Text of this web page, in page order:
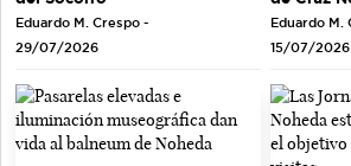
Eduardo M. Crespo -
29/07/2026
Eduardo M.
15/07/2026